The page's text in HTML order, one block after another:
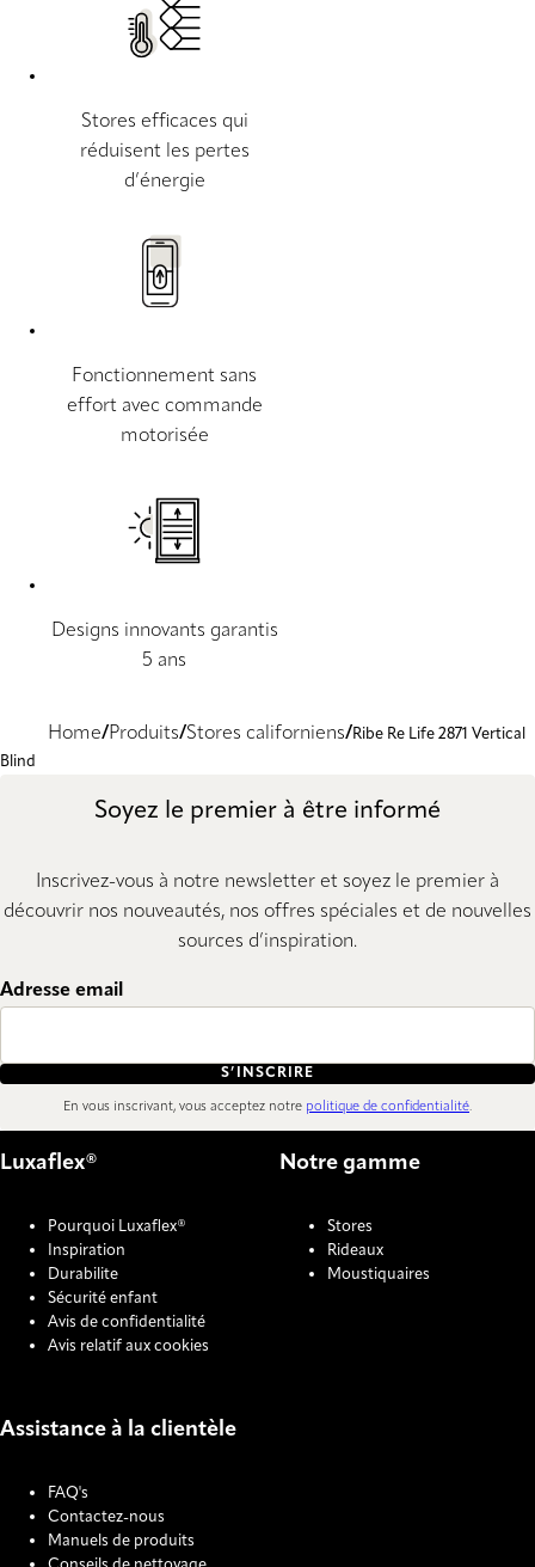
Stores efficaces qui
réduisent les pertes
d’énergie
Fonctionnement sans
effort avec commande
motorisée
Designs innovants garantis
5 ans
Home Produits Stores californiens
Ribe Re Life 2871 Vertical
Blind
Soyez le premier à être informé
Inscrivez-vous à notre newsletter et soyez le premier à
découvrir nos nouveautés, nos offres spéciales et de nouvelles
sources d’inspiration.
Adresse email
S’INSCRIRE
En vous inscrivant, vous acceptez notre politique de confidentialité.
Luxaflex®
Pourquoi Luxaflex®
Inspiration
Durabilite
Sécurité enfant
Avis de confidentialité
Avis relatif aux cookies
Notre gamme
Stores
Rideaux
Moustiquaires
Assistance à la clientèle
FAQ's
Contactez-nous
Manuels de produits